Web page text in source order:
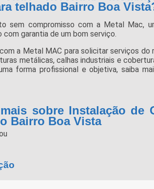
telhado Bairro Boa
sem compromisso com a Metal Mac,
garantia de um bom serviço.
a Metal MAC para solicitar serviços do
metálicas, calhas industriais e
forma profissional e objetiva, saiba
sobre Instalação de
Bairro Boa Vista